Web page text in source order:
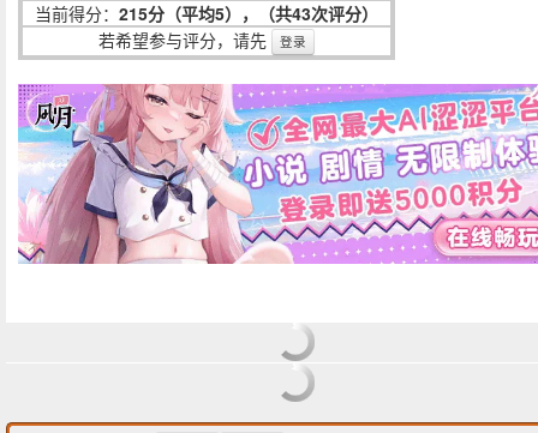
当前得分： 215分（平均5），（共43次评分）
若希望参与评分，请先
登录